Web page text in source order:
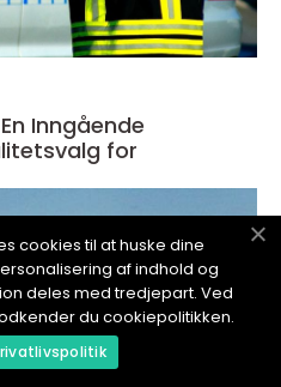
Inngående
for
cookies til at huske dine
af indhold og
deles med tredjepart. Ved
du cookiepolitikken.